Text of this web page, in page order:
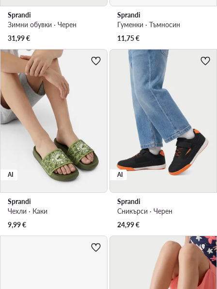
Sprandi
Зимни обувки · Черен
31,99€
Sprandi
Гуменки · Тъмносин
11,75€
AI
Sprandi
Чехли · Каки
9,99€
AI
Sprandi
Сникърси · Черен
24,99€